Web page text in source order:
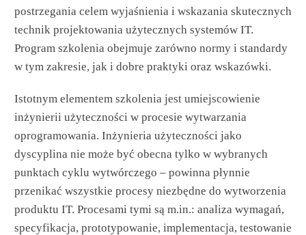
postrzegania celem wyjaśnienia i wskazania skutecznych
technik projektowania użytecznych systemów IT.
Program szkolenia obejmuje zarówno normy i standardy
w tym zakresie, jak i dobre praktyki oraz wskazówki.
Istotnym elementem szkolenia jest umiejscowienie
inżynierii użyteczności w procesie wytwarzania
oprogramowania. Inżynieria użyteczności jako
dyscyplina nie może być obecna tylko w wybranych
punktach cyklu wytwórczego – powinna płynnie
przenikać wszystkie procesy niezbędne do wytworzenia
produktu IT. Procesami tymi są m.in.: analiza wymagań,
specyfikacja, prototypowanie, implementacja, testowanie